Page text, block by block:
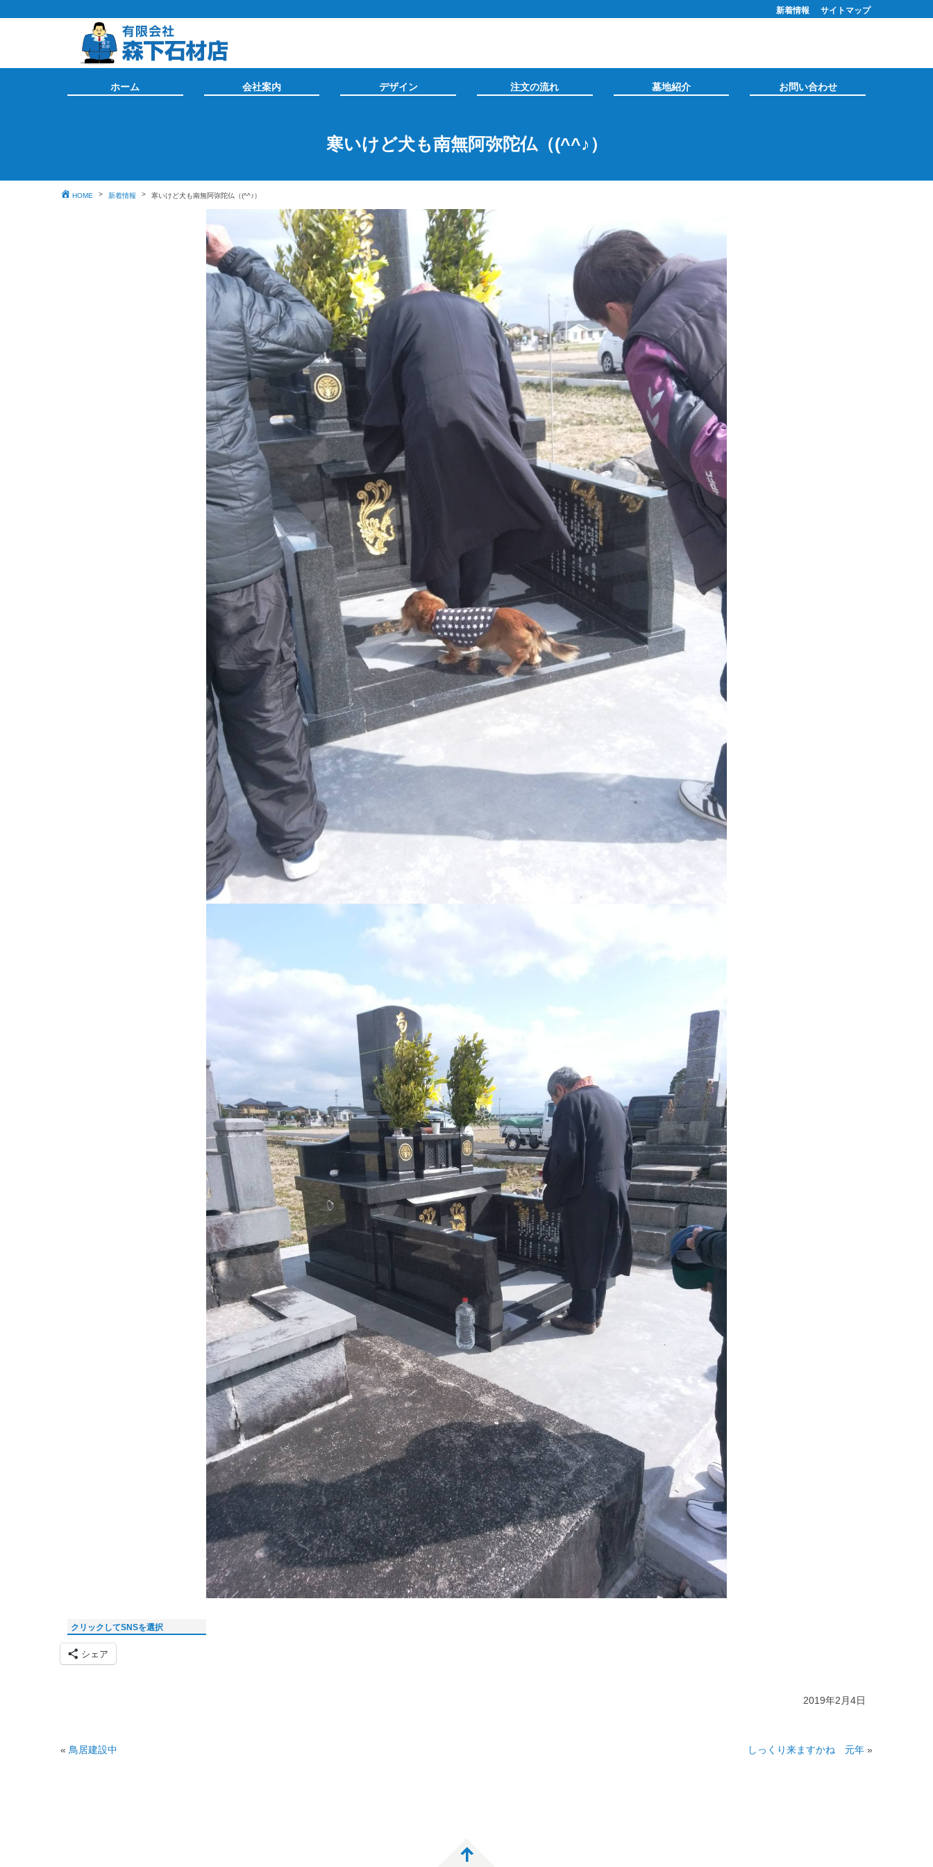
新着情報 サイトマップ
ホーム 会社案内 デザイン 注文の流れ 墓地紹介 お問い合わせ
寒いけど犬も南無阿弥陀仏（(^^♪）
HOME 新着情報 寒いけど犬も南無阿弥陀仏（(^^♪）
クリックしてSNSを選択
シェア
2019年2月4日
しっくり来ますかね 元年 »
« 鳥居建設中